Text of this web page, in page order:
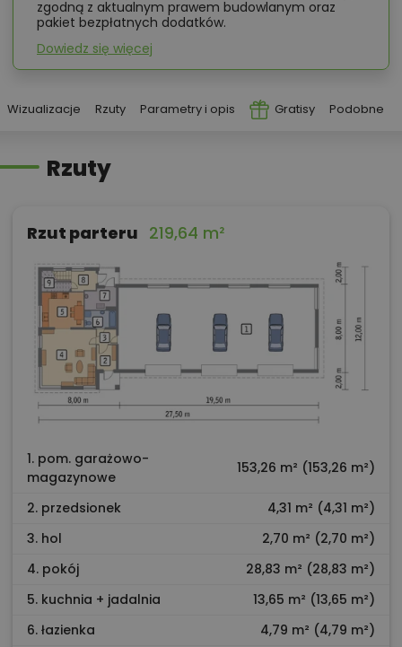
zgodną z aktualnym prawem budowlanym oraz
pakiet bezpłatnych dodatków.
Dowiedz się więcej
Wizualizacje Rzuty Parametry i opis Gratisy Podobne
Rzuty
Rzut parteru 219,64 m²
1. pom. garażowo-
magazynowe
153,26 m² (153,26 m²)
2. przedsionek
4,31 m² (4,31 m²)
3. hol
2,70 m² (2,70 m²)
4. pokój
28,83 m² (28,83 m²)
5. kuchnia + jadalnia
13,65 m² (13,65 m²)
6. łazienka
4,79 m² (4,79 m²)